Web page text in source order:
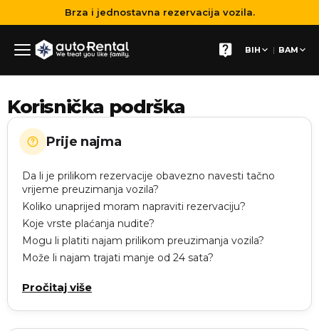
Brza i jednostavna rezervacija vozila.
BIH | BAM
Korisnička podrška
Prije najma
Da li je prilikom rezervacije obavezno navesti tačno
vrijeme preuzimanja vozila?
Koliko unaprijed moram napraviti rezervaciju?
Koje vrste plaćanja nudite?
Mogu li platiti najam prilikom preuzimanja vozila?
Može li najam trajati manje od 24 sata?
Pročitaj više